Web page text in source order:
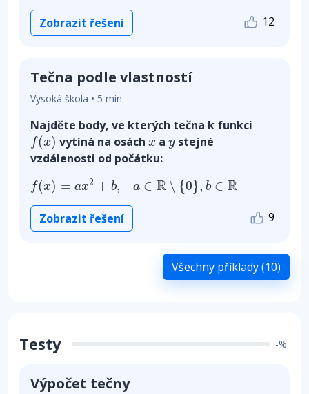
Zobrazit řešení 12
Tečna podle vlastností
Vysoká škola • 5 min
Najděte body, ve kterých tečna k funkci
f(x)
f(x) vytíná na osáchx
x ay
y stejné
vzdálenosti od počátku:
f(x) = ax2 + b, a ∈ R ∖ {0}, b ∈ R
f(x = b a ∈ 0} ,b ∈ R
Zobrazit řešení 9
Všechny příklady (10)
Testy -%
Výpočet tečny